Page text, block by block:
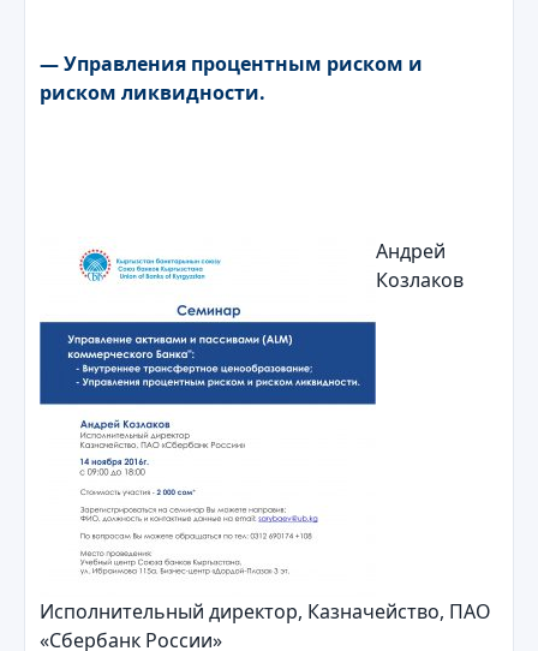
— Управления процентным риском и
риском ликвидности.
Андрей
Козлаков
Исполнительный директор, Казначейство, ПАО
«Сбербанк России»